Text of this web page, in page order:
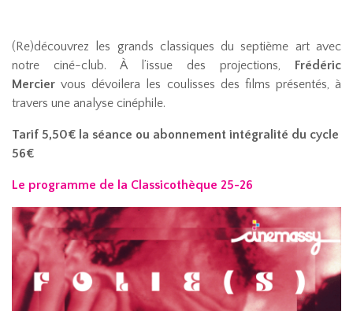
(Re)découvrez les grands classiques du septième art avec
notre ciné-club. À l’issue des projections, Frédéric
Mercier vous dévoilera les coulisses des films présentés, à
travers une analyse cinéphile.
Tarif 5,50€ la séance ou abonnement intégralité du cycle
56€
Le programme de la Classicothèque 25-26